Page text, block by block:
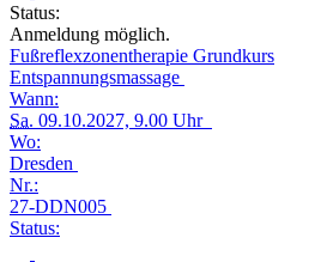
Status:
Anmeldung möglich.
Fußreflexzonentherapie Grundkurs
Entspannungsmassage
Wann:
Sa. 09.10.2027, 9.00 Uhr
Wo:
Dresden
Nr.:
27-DDN005
Status: